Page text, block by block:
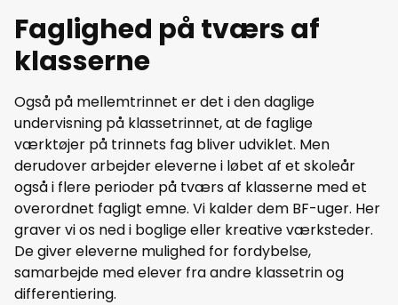
Faglighed på tværs af
klasserne
Også på mellemtrinnet er det i den daglige
undervisning på klassetrinnet, at de faglige
værktøjer på trinnets fag bliver udviklet. Men
derudover arbejder eleverne i løbet af et skoleår
også i flere perioder på tværs af klasserne med et
overordnet fagligt emne. Vi kalder dem BF-uger. Her
graver vi os ned i boglige eller kreative værksteder.
De giver eleverne mulighed for fordybelse,
samarbejde med elever fra andre klassetrin og
differentiering.